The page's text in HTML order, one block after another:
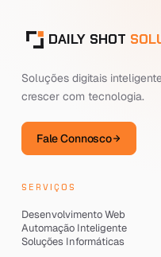
DAILY SHOT
Soluções digitais
crescer com tecnologia.
Fale Connosco
SERVIÇOS
Desenvolvimento Web
Automação Inteligente
Soluções Informáticas